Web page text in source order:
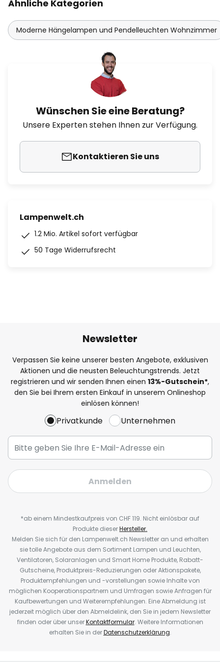
Ähnliche Kategorien
Moderne Hängelampen und Pendelleuchten Wohnzimmer
Wünschen Sie eine Beratung?
Unsere Experten stehen Ihnen zur Verfügung.
Kontaktieren Sie uns
Lampenwelt.ch
1.2 Mio. Artikel sofort verfügbar
50 Tage Widerrufsrecht
Newsletter
Verpassen Sie keine unserer besten Angebote, exklusiven
Aktionen und die neusten Beleuchtungstrends. Jetzt
registrieren und wir senden Ihnen einen 13%-Gutschein*,
den Sie bei Ihrem ersten Einkauf in unserem Onlineshop
einlösen können!
Privatkunde Unternehmen
Anmelden
*ab einem Mindestkaufpreis von CHF 119. Nicht einlösbar auf
Produkte dieserHersteller.
Melden Sie sich für den Lampenwelt.ch Newsletter an und erhalten
sie tolle Angebote aus dem Sortiment Lampen und Leuchten,
Ventilatoren, Solaranlagen und Smart Home Produkte, Rabatt-
Gutscheine, Produktpreis-Reduzierungen oder Aktionspakete,
Produktempfehlungen und -vorstellungen sowie Inhalte von
möglichen Kooperationspartnern und Umfragen sowie Anfragen für
Kaufbewertungen und Weiterempfehlungen. Eine Abmeldung ist
jederzeit möglich über den Abmeldelink, den Sie in jedem Newsletter
finden oder über unserKontaktformular. Weitere Informationen
erhalten Sie in derDatenschutzerklärung.